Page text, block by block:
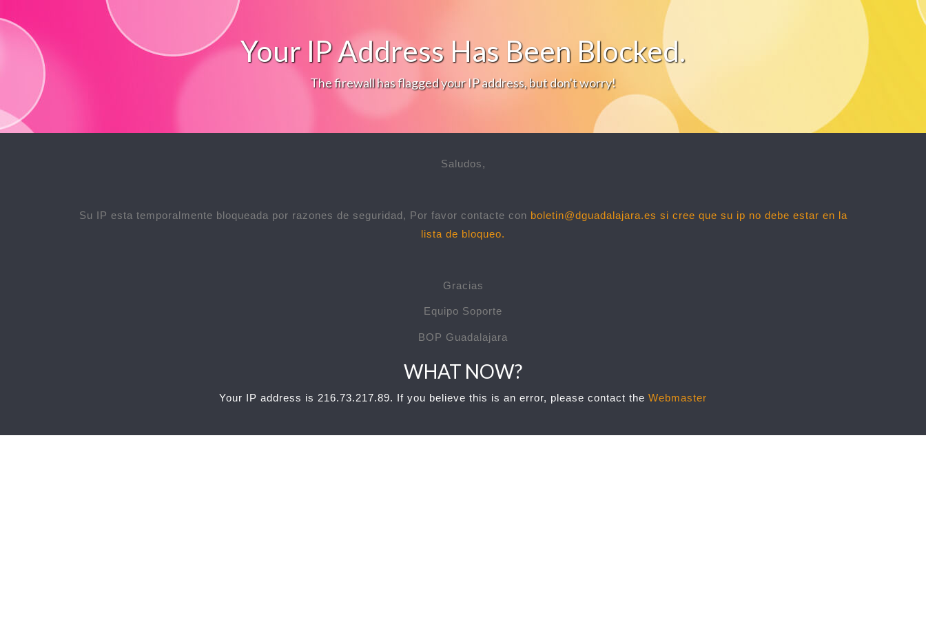
Your IP Address Has Been Blocked.
The firewall has flagged your IP address, but don't worry!
Saludos,
Su IP esta temporalmente bloqueada por razones de seguridad, Por favor contacte con boletin@dguadalajara.es si cree que su ip no debe estar en la
lista de bloqueo.
Gracias
Equipo Soporte
BOP Guadalajara
WHAT NOW?
Your IP address is 216.73.217.89. If you believe this is an error, please contact the Webmaster